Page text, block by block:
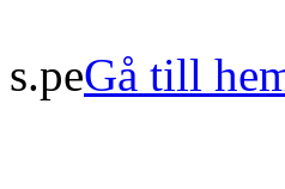
s.peGå till